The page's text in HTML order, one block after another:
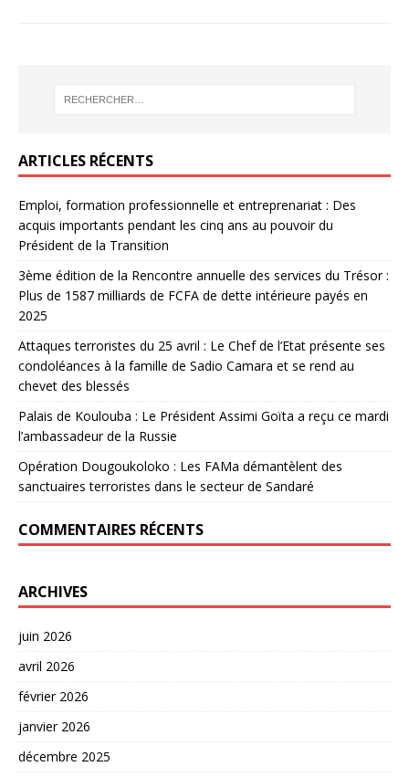
ARTICLES RÉCENTS
Emploi, formation professionnelle et entreprenariat : Des
acquis importants pendant les cinq ans au pouvoir du
Président de la Transition
3ème édition de la Rencontre annuelle des services du Trésor :
Plus de 1587 milliards de FCFA de dette intérieure payés en
2025
Attaques terroristes du 25 avril : Le Chef de l’Etat présente ses
condoléances à la famille de Sadio Camara et se rend au
chevet des blessés
Palais de Koulouba : Le Président Assimi Goïta a reçu ce mardi
l’ambassadeur de la Russie
Opération Dougoukoloko : Les FAMa démantèlent des
sanctuaires terroristes dans le secteur de Sandaré
COMMENTAIRES RÉCENTS
ARCHIVES
juin 2026
avril 2026
février 2026
janvier 2026
décembre 2025